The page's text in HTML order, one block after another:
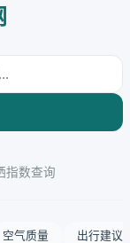
指数查询
空气质量 出行建议